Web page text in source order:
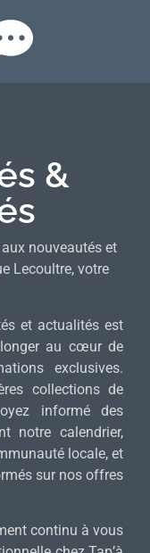
&
nouveautés et
Lecoultre, votre
et actualités est
au cœur de
exclusives.
collections de
informé des
notre calendrier,
locale, et
sur nos offres
continu à vous